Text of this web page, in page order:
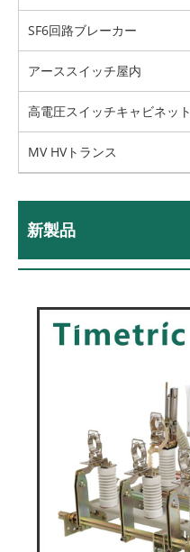
SF6回路ブレーカー
アーススイッチ屋内
高電圧スイッチキャビネット
MV HVトランス
新製品